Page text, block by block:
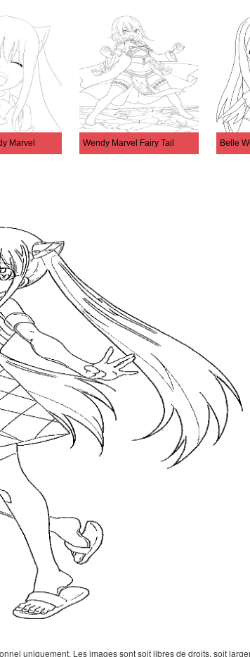
Marvel Wendy Marvel Fairy Tail Belle
uniquement. Les images sont soit libres de droits, soit